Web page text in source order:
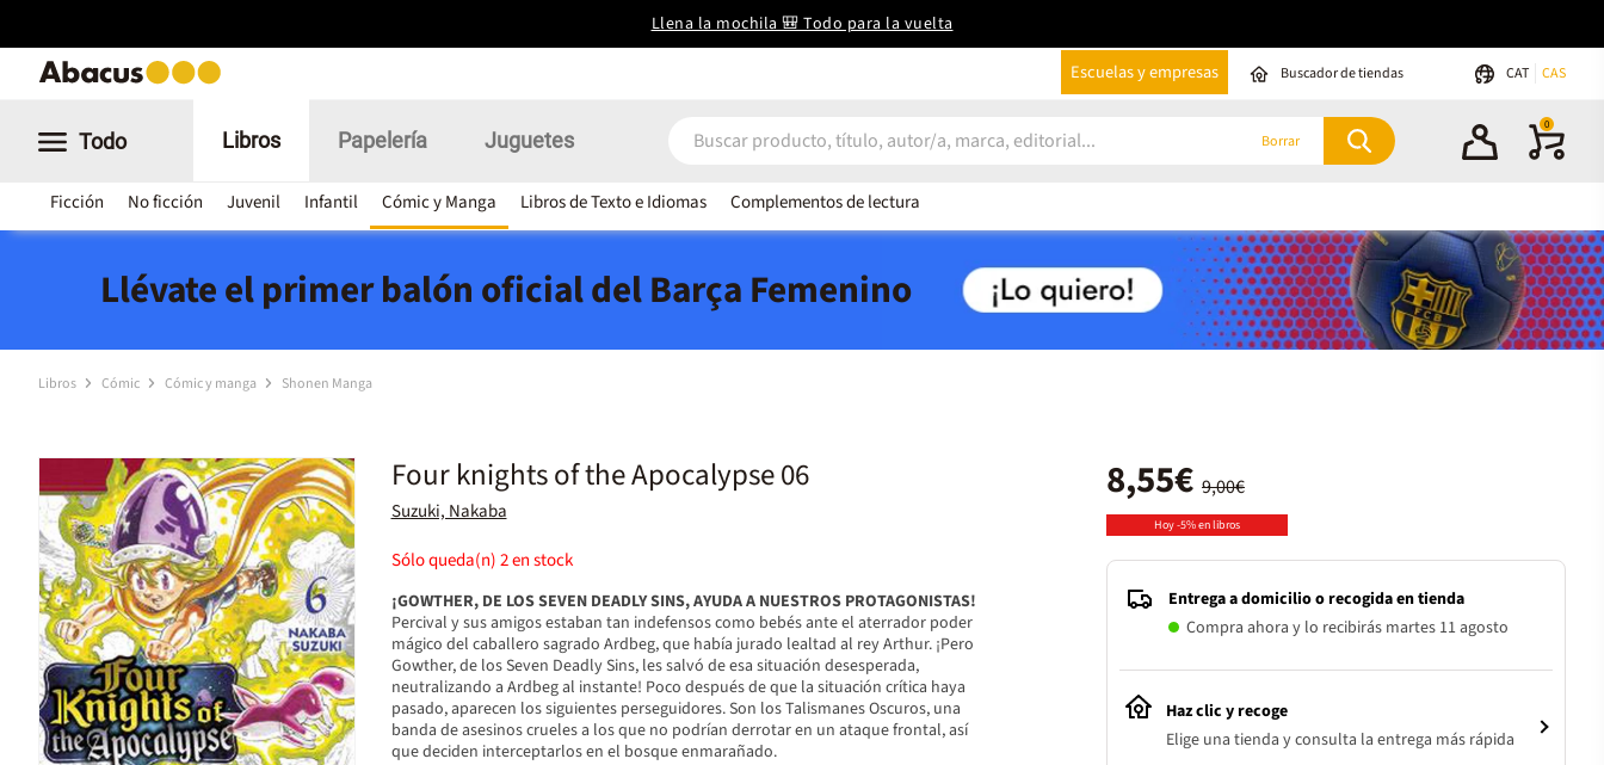
Llena la mochila 🎒 Todo para la vuelta
Escuelas y empresas Buscador de tiendas CAT CAS
Todo Libros
Ficción No ficción Juvenil Infantil Cómic y Manga Libros de Texto e Idiomas Complementos de lectura
Papelería Juguetes Borrar
0
Llévate el primer balón oficial del Barça Femenino
Libros Cómic Cómic y manga Shonen Manga
Four knights of the Apocalypse 06
Suzuki, Nakaba
Sólo queda(n)2en stock
¡GOWTHER, DE LOS SEVEN DEADLY SINS, AYUDA A NUESTROS PROTAGONISTAS!
Percival y sus amigos estaban tan indefensos como bebés ante el aterrador poder
mágico del caballero sagrado Ardbeg, que había jurado lealtad al rey Arthur. ¡Pero
Gowther, de los Seven Deadly Sins, les salvó de esa situación desesperada,
neutralizando a Ardbeg al instante! Poco después de que la situación crítica haya
pasado, aparecen los siguientes perseguidores. Son los Talismanes Oscuros, una
banda de asesinos crueles a los que no podrían derrotar en un ataque frontal, así
que deciden interceptarlos en el bosque enmarañado.
9,00€
8,55€
Hoy -5% en libros
Entrega a domicilio o recogida en tienda
Compra ahora y lo recibirás martes 11 agosto
Haz clic y recoge
Elige una tienda y consulta la entrega más rápida